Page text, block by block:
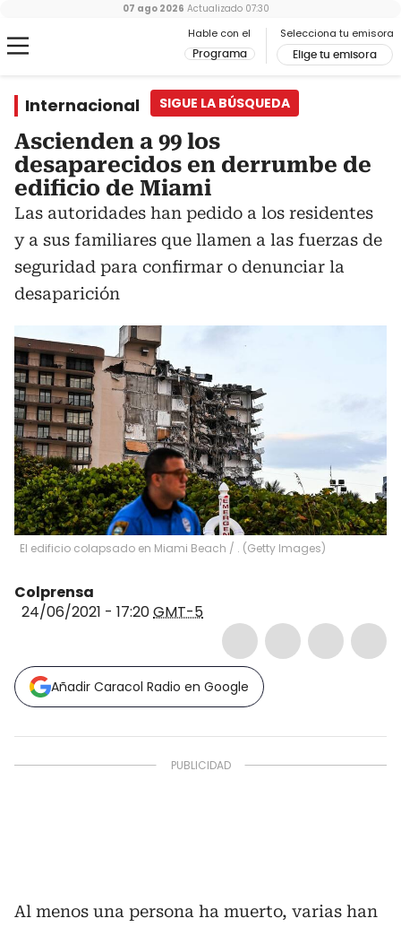
Hable con el
Programa
Selecciona tu emisora
Elige tu emisora
07 ago 2026 Actualizado 07:30
Internacional SIGUE LA BÚSQUEDA
Ascienden a 99 los
desaparecidos en derrumbe de
edificio de Miami
Las autoridades han pedido a los residentes
y a sus familiares que llamen a las fuerzas de
seguridad para confirmar o denunciar la
desaparición
El edificio colapsado en Miami Beach / . (Getty Images)
Colprensa
24/06/2021 - 17:20GMT-5
Añadir Caracol Radio en Google
Al menos una persona ha muerto, varias han